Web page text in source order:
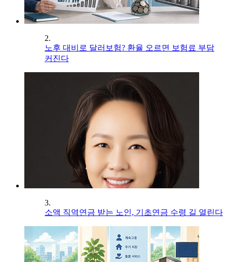
2.
노후 대비로 달러보험? 환율 오르면 보험료 부담
커진다
3.
소액 직역연금 받는 노인, 기초연금 수령 길 열린다